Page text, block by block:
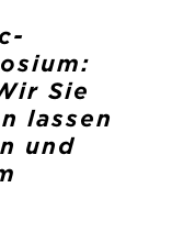
Sie
lassen
und